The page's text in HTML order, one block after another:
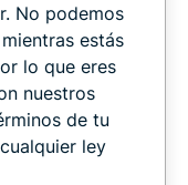
No podemos
estás
lo que eres
nuestros
de tu
ley